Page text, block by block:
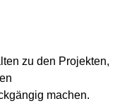
zu den Projekten,
machen.